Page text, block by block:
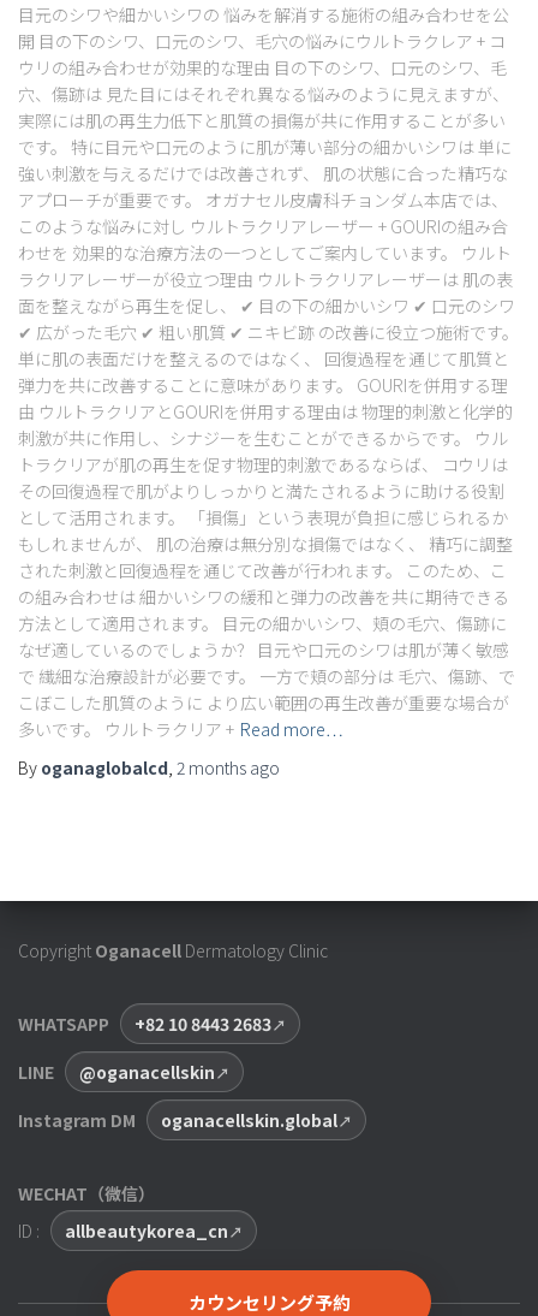
目元のシワや細かいシワの 悩みを解消する施術の組み合わせを公
開 目の下のシワ、口元のシワ、毛穴の悩みにウルトラクレア + コ
ウリの組み合わせが効果的な理由 目の下のシワ、口元のシワ、毛
穴、傷跡は 見た目にはそれぞれ異なる悩みのように見えますが、
実際には肌の再生力低下と肌質の損傷が共に作用することが多い
です。 特に目元や口元のように肌が薄い部分の細かいシワは 単に
強い刺激を与えるだけでは改善されず、 肌の状態に合った精巧な
アプローチが重要です。 オガナセル皮膚科チョンダム本店では、
このような悩みに対し ウルトラクリアレーザー + GOURIの組み合
わせを 効果的な治療方法の一つとしてご案内しています。 ウルト
ラクリアレーザーが役立つ理由 ウルトラクリアレーザーは 肌の表
面を整えながら再生を促し、 ✔ 目の下の細かいシワ ✔ 口元のシワ
✔ 広がった毛穴 ✔ 粗い肌質 ✔ ニキビ跡 の改善に役立つ施術です。
単に肌の表面だけを整えるのではなく、 回復過程を通じて肌質と
弾力を共に改善することに意味があります。 GOURIを併用する理
由 ウルトラクリアとGOURIを併用する理由は 物理的刺激と化学的
刺激が共に作用し、シナジーを生むことができるからです。 ウル
トラクリアが肌の再生を促す物理的刺激であるならば、 コウリは
その回復過程で肌がよりしっかりと満たされるように助ける役割
として活用されます。 「損傷」という表現が負担に感じられるか
もしれませんが、 肌の治療は無分別な損傷ではなく、 精巧に調整
された刺激と回復過程を通じて改善が行われます。 このため、こ
の組み合わせは 細かいシワの緩和と弾力の改善を共に期待できる
方法として適用されます。 目元の細かいシワ、頬の毛穴、傷跡に
なぜ適しているのでしょうか？ 目元や口元のシワは肌が薄く敏感
で 繊細な治療設計が必要です。 一方で頬の部分は 毛穴、傷跡、で
こぼこした肌質のように より広い範囲の再生改善が重要な場合が
多いです。 ウルトラクリア + Read more…
By oganaglobalcd 2 months ago
Copyright Oganacell Dermatology Clinic
WHATSAPP
+82 10 8443 2683
LINE
@oganacellskin
Instagram DM
oganacellskin.global
WECHAT（微信）
ID :
allbeautykorea_cn
カウンセリング予約